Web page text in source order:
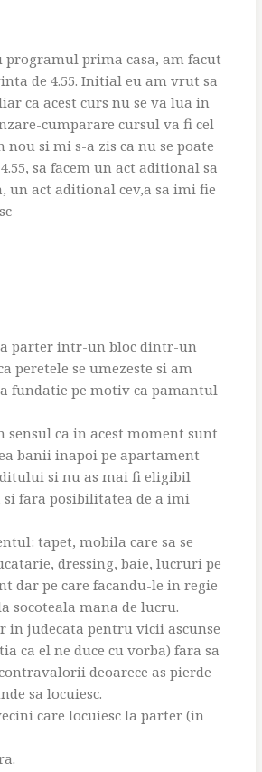
programul prima casa, am facut
de 4.55. Initial eu am vrut sa
ca acest curs nu se va lua in
cumparare cursul va fi cel
si mi s-a zis ca nu se poate
sa facem un act aditional sa
un act aditional cev,a sa imi fie
parter intr-un bloc dintr-un
peretele se umezeste si am
fundatie pe motiv ca pamantul
ca in acest moment sunt
banii inapoi pe apartament
si nu as mai fi eligibil
fara posibilitatea de a imi
tapet, mobila care sa se
dressing, baie, lucruri pe
dar pe care facandu-le in regie
socoteala mana de lucru.
in judecata pentru vicii ascunse
ca el ne duce cu vorba) fara sa
deoarece as pierde
sa locuiesc.
care locuiesc la parter (in